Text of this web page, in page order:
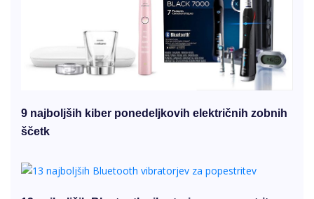
9 najboljših kiber ponedeljkovih električnih zobnih
ščetk